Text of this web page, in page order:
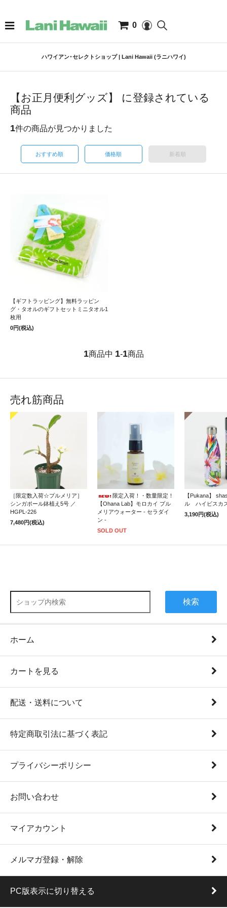
0
ハワイアン･セレクトショップ | Lani Hawaii (ラニハワイ)
【お正月便利グッズ】 に登録されている
商品
1件の商品が見つかりました
おすすめ順 価格順 新着順
【ギフトラッピング】無料ラッピン
グ・タオルのギフトセットミニタオル1
枚用
0円(税込)
1商品中 1-1商品
売れ筋商品
［限定数入荷☆プルメリア］
シンガポール鉢植え5号 ／
HGPL-226
7,480円(税込)
限定入荷！・数量限定！
【Ohana Lab】モロカイ プル
メリアウォーター - セラダイ
ン -
SOLD OUT
【Pukana】
ル ハイビスカ
3,190円(税込)
検索
ホーム
カートを見る
配送・送料について
特定商取引法に基づく表記
プライバシーポリシー
お問い合わせ
マイアカウント
メルマガ登録・解除
PC版表示に切り替える